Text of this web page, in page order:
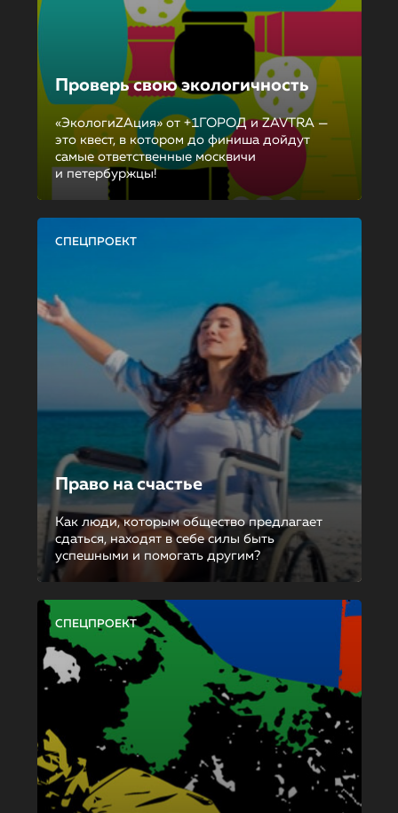
Проверь свою экологичность
«ЭкологиZAция» от +1ГОРОД и ZAVTRA —
это квест, в котором до финиша дойдут
самые ответственные москвичи
и петербуржцы!
СПЕЦПРОЕКТ
Право на счастье
Как люди, которым общество предлагает
сдаться, находят в себе силы быть
успешными и помогать другим?
СПЕЦПРОЕКТ